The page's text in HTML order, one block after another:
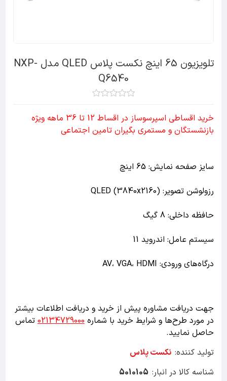
تلویزیون 65 اینچ نکست پلاس QLED مدل NXP-
Q6540
خرید اقساطی اسپرسوساز در اقساط 12 تا 36 ماهه ویژه
بازنشستگان و مستمری بگیران تامین اجتماعی
سایز صفحه نمایش: 65 اینچ
رزولوشن تصویر: QLED (3840x2160)
حافظه داخلی: 8 گیگ
سیستم عامل: اندروید 11
درگاه‌های ورودی: AV، VGA، HDMI
جهت دریافت مشاوره پیش از خرید و دریافت اطلاعات بیشتر
در مورد طرح‌ها و شرایط خرید با شماره02134729000تماس
حاصل نمایید.
تولید کننده: نکست پلاس
شناسه کالا در انبار: 5010105